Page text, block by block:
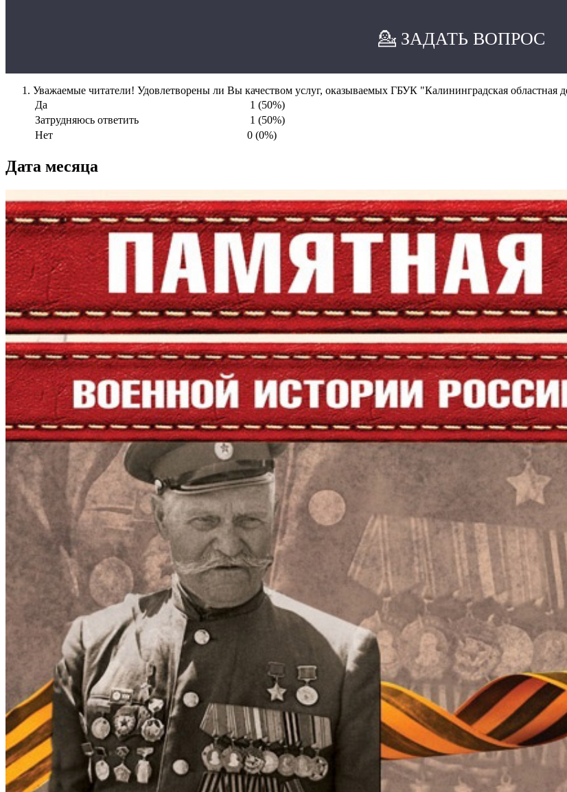
💁 ЗАДАТЬ ВОПРОС
Уважаемые читатели! Удовлетворены ли Вы качеством услуг, оказываемых ГБУК "Калининградская областная
Да
1 (50%)
Затрудняюсь ответить
1 (50%)
Нет
0 (0%)
Дата месяца